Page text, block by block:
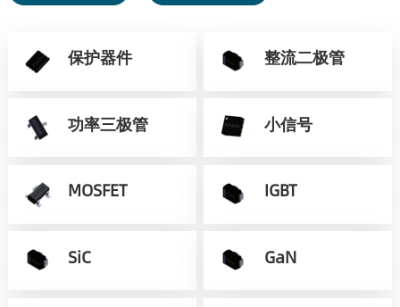
保护器件 整流二极管
功率三极管 小信号
MOSFET IGBT
SiC GaN